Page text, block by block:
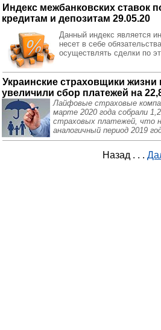
Индекс межбанковских ставок
кредитам и депозитам 29.05.20
Данный индекс является
несет в себе
осуществлять сделки по
Украинские страховщики жизни
увеличили сбор платежей на
Лайфовые страховые
марте 2020 года собрали
страховых платежей, что
аналогичный период 2019
Назад . . .